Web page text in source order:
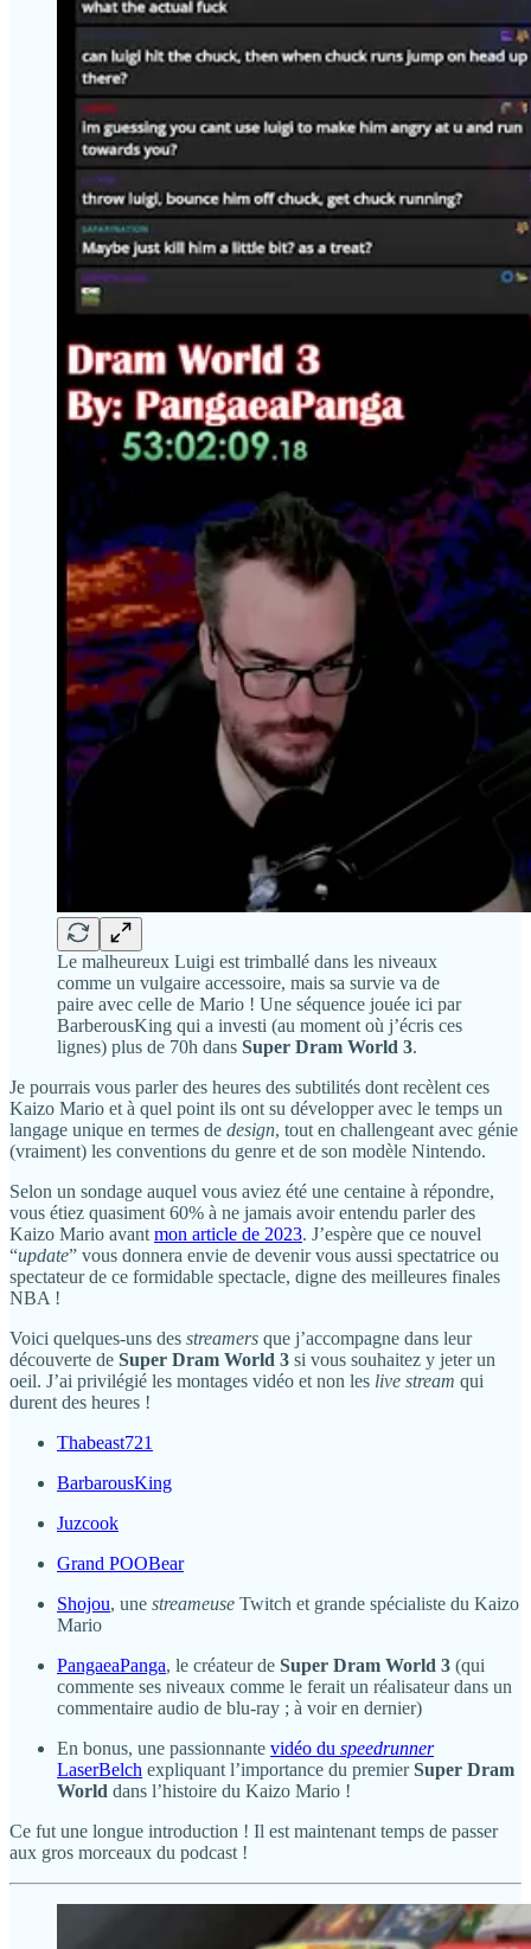
Le malheureux Luigi est trimballé dans les niveaux
comme un vulgaire accessoire, mais sa survie va de
paire avec celle de Mario ! Une séquence jouée ici par
BarberousKing qui a investi (au moment où j’écris ces
lignes) plus de 70h dans Super Dram World 3.
Je pourrais vous parler des heures des subtilités dont recèlent ces
Kaizo Mario et à quel point ils ont su développer avec le temps un
langage unique en termes de design, tout en challengeant avec génie
(vraiment) les conventions du genre et de son modèle Nintendo.
Selon un sondage auquel vous aviez été une centaine à répondre,
vous étiez quasiment 60% à ne jamais avoir entendu parler des
Kaizo Mario avant mon article de 2023. J’espère que ce nouvel
“update” vous donnera envie de devenir vous aussi spectatrice ou
spectateur de ce formidable spectacle, digne des meilleures finales
NBA !
Voici quelques-uns des streamers que j’accompagne dans leur
découverte de Super Dram World 3 si vous souhaitez y jeter un
oeil. J’ai privilégié les montages vidéo et non les live stream qui
durent des heures !
Thabeast721
BarbarousKing
Juzcook
Grand POOBear
Shojou, une streameuse Twitch et grande spécialiste du Kaizo
Mario
PangaeaPanga, le créateur de Super Dram World 3 (qui
commente ses niveaux comme le ferait un réalisateur dans un
commentaire audio de blu-ray ; à voir en dernier)
En bonus, une passionnante vidéo du speedrunner
LaserBelch expliquant l’importance du premierSuper Dram
World dans l’histoire du Kaizo Mario !
Ce fut une longue introduction ! Il est maintenant temps de passer
aux gros morceaux du podcast !